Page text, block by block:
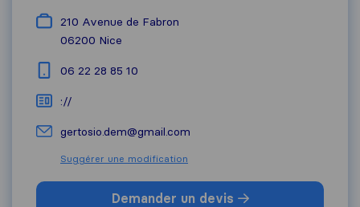
210 Avenue de Fabron
06200 Nice
06 22 28 85 10
://
gertosio.dem@gmail.com
Suggérer une modification
Demander un devis